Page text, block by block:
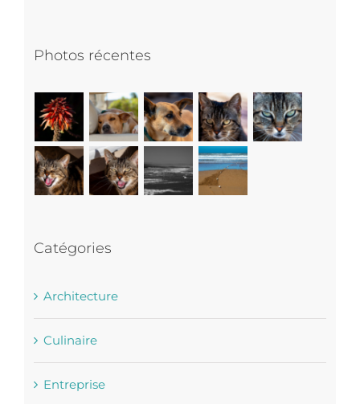
Photos récentes
Catégories
Architecture
Culinaire
Entreprise